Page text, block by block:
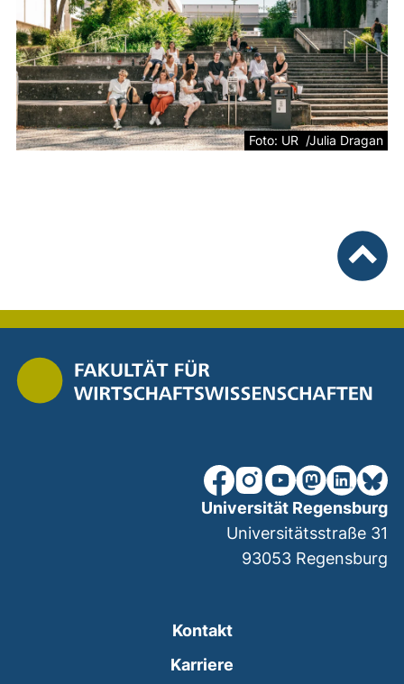
Foto: UR /Julia Dragan
unsere Facebook-Seite
unsere Instagram-
unsere YouTube-
unsereunsere
Kontakt
Karriere
Universität Regensburg
Universitätsstraße 31
93053 Regensburg